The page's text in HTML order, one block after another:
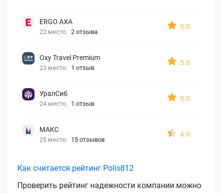
ERGO AXA
22 место 2 отзыва
5.0
Oxy Travel Premium
23 место 1 отзыв
5.0
УралСиб
24 место 1 отзыв
5.0
МАКС
25 место 15 отзывов
4.9
Как считается рейтинг Polis812
Проверить рейтинг надежности компании можно